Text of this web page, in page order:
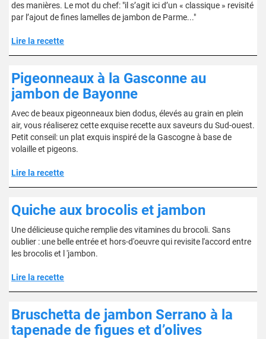
des manières. Le mot du chef: "il s’agit ici d’un « classique » revisité
par l’ajout de fines lamelles de jambon de Parme..."
Lire la recette
Pigeonneaux à la Gasconne au
jambon de Bayonne
Avec de beaux pigeonneaux bien dodus, élevés au grain en plein
air, vous réaliserez cette exquise recette aux saveurs du Sud-ouest.
Petit conseil: un plat exquis inspiré de la Gascogne à base de
volaille et pigeons.
Lire la recette
Quiche aux brocolis et jambon
Une délicieuse quiche remplie des vitamines du brocoli. Sans
oublier : une belle entrée et hors-d'oeuvre qui revisite l'accord entre
les brocolis et l 'jambon.
Lire la recette
Bruschetta de jambon Serrano à la
tapenade de figues et d’olives